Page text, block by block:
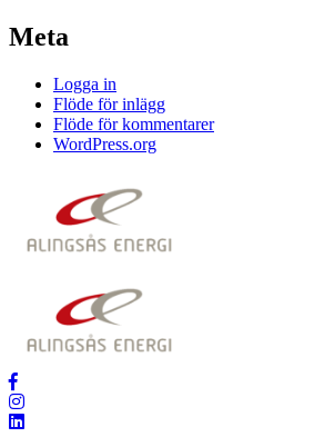
Meta
Logga in
Flöde för inlägg
Flöde för kommentarer
WordPress.org